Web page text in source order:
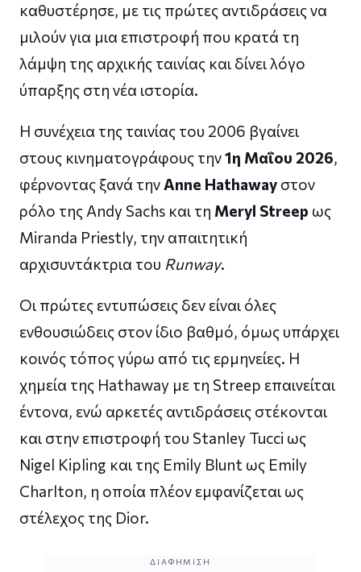
καθυστέρησε, με τις πρώτες αντιδράσεις να
μιλούν για μια επιστροφή που κρατά τη
λάμψη της αρχικής ταινίας και δίνει λόγο
ύπαρξης στη νέα ιστορία.
Η συνέχεια της ταινίας του 2006 βγαίνει
στους κινηματογράφους την1η Μαΐου 2026,
φέρνοντας ξανά τηνAnne Hathaway στον
ρόλο της Andy Sachs και τη Meryl Streep ως
Miranda Priestly, την απαιτητική
αρχισυντάκτρια του Runway.
Οι πρώτες εντυπώσεις δεν είναι όλες
ενθουσιώδεις στον ίδιο βαθμό, όμως υπάρχει
κοινός τόπος γύρω από τις ερμηνείες. Η
χημεία της Hathaway με τη Streep επαινείται
έντονα, ενώ αρκετές αντιδράσεις στέκονται
και στην επιστροφή του Stanley Tucci ως
Nigel Kipling και της Emily Blunt ως Emily
Charlton, η οποία πλέον εμφανίζεται ως
στέλεχος της Dior.
ΔΙΑΦΉΜΙΣΗ